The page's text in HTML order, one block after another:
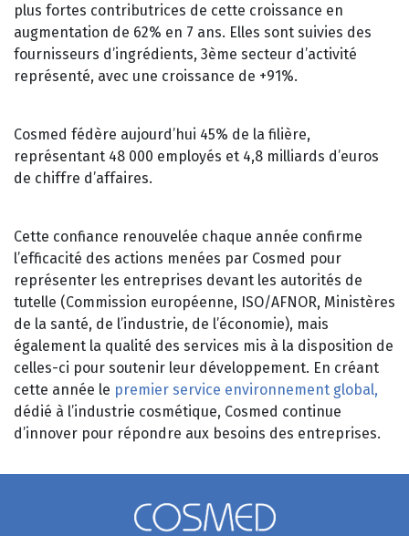
plus fortes contributrices de cette croissance en
augmentation de 62% en 7 ans. Elles sont suivies des
fournisseurs d’ingrédients, 3ème secteur d’activité
représenté, avec une croissance de +91%.
Cosmed fédère aujourd’hui 45% de la filière,
représentant 48 000 employés et 4,8 milliards d’euros
de chiffre d’affaires.
Cette confiance renouvelée chaque année confirme
l’efficacité des actions menées par Cosmed pour
représenter les entreprises devant les autorités de
tutelle (Commission européenne, ISO/AFNOR, Ministères
de la santé, de l’industrie, de l’économie), mais
également la qualité des services mis à la disposition de
celles-ci pour soutenir leur développement. En créant
cette année le premier service environnement global,
dédié à l’industrie cosmétique, Cosmed continue
d’innover pour répondre aux besoins des entreprises.